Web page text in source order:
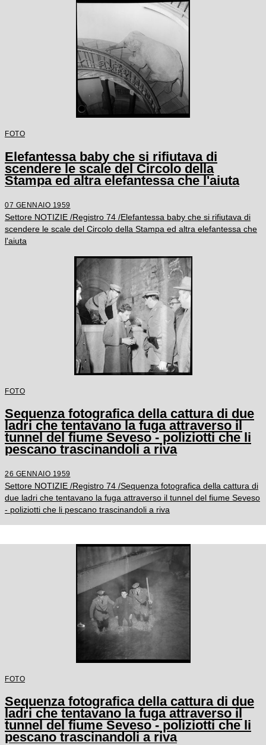
FOTO
Elefantessa baby che si rifiutava di
scendere le scale del Circolo della
Stampa ed altra elefantessa che l'aiuta
07 GENNAIO 1959
Settore NOTIZIE /Registro 74 /Elefantessa baby che si rifiutava di
scendere le scale del Circolo della Stampa ed altra elefantessa che
l'aiuta
FOTO
Sequenza fotografica della cattura di due
ladri che tentavano la fuga attraverso il
tunnel del fiume Seveso - poliziotti che li
pescano trascinandoli a riva
26 GENNAIO 1959
Settore NOTIZIE /Registro 74 /Sequenza fotografica della cattura di
due ladri che tentavano la fuga attraverso il tunnel del fiume Seveso
- poliziotti che li pescano trascinandoli a riva
FOTO
Sequenza fotografica della cattura di due
ladri che tentavano la fuga attraverso il
tunnel del fiume Seveso - poliziotti che li
pescano trascinandoli a riva